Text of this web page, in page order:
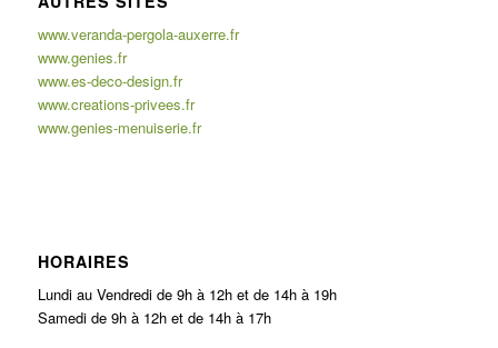
www.veranda-pergola-auxerre.fr
www.genies.fr
www.es-deco-design.fr
www.creations-privees.fr
www.genies-menuiserie.fr
HORAIRES
Lundi au Vendredi de 9h à 12h et de 14h à 19h
Samedi de 9h à 12h et de 14h à 17h